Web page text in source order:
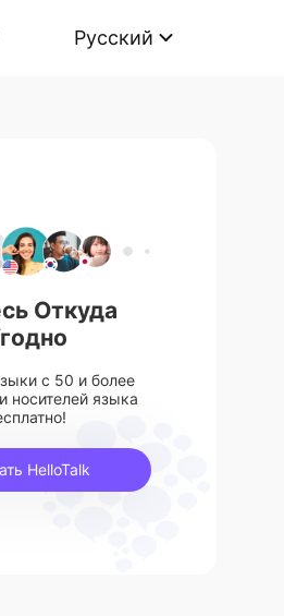
Русский
Откуда
с 50 и более
носителей языка
HelloTalk